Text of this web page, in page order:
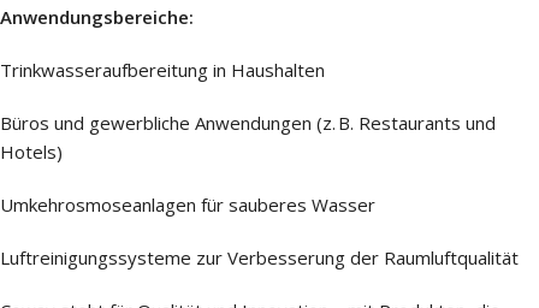
Anwendungsbereiche:
Trinkwasseraufbereitung in Haushalten
Büros und gewerbliche Anwendungen (z. B. Restaurants und
Hotels)
Umkehrosmoseanlagen für sauberes Wasser
Luftreinigungssysteme zur Verbesserung der Raumluftqualität